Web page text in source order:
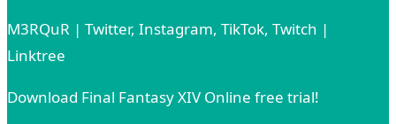
M3RQuR | Twitter, Instagram, TikTok, Twitch |
Linktree
Download Final Fantasy XIV Online free trial!